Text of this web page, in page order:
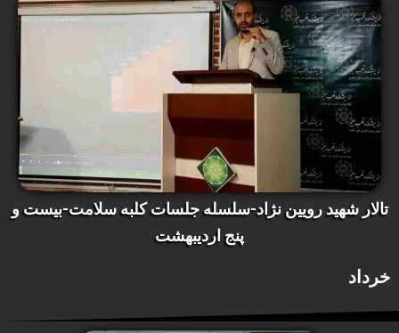
تالار شهید رویین نژاد-سلسله جلسات کلبه سلامت-بیست و
پنج اردیبهشت
خرداد